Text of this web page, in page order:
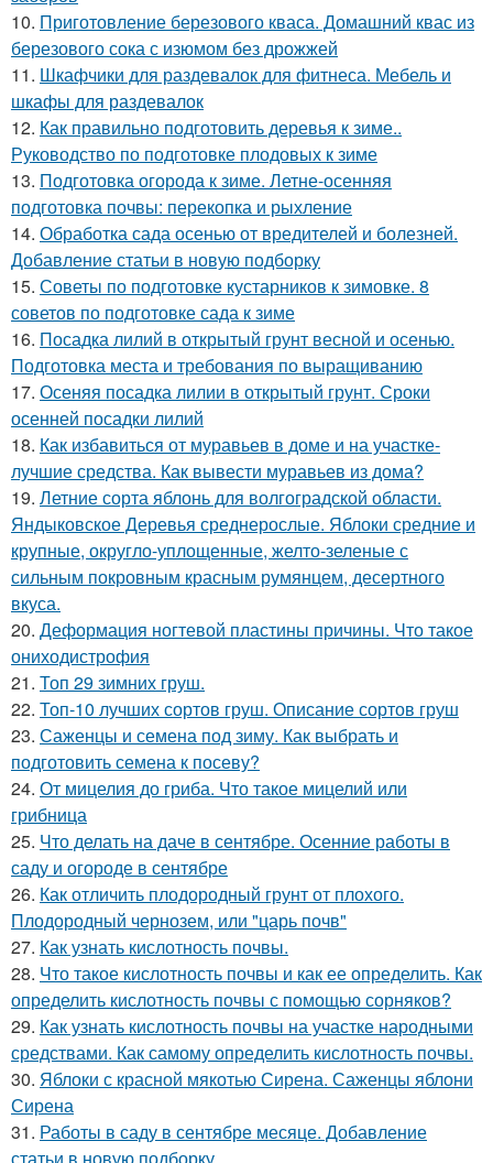
10. Приготовление березового кваса. Домашний квас из
березового сока с изюмом без дрожжей
11. Шкафчики для раздевалок для фитнеса. Мебель и
шкафы для раздевалок
12. Как правильно подготовить деревья к зиме..
Руководство по подготовке плодовых к зиме
13. Подготовка огорода к зиме. Летне-осенняя
подготовка почвы: перекопка и рыхление
14. Обработка сада осенью от вредителей и болезней.
Добавление статьи в новую подборку
15. Советы по подготовке кустарников к зимовке. 8
советов по подготовке сада к зиме
16. Посадка лилий в открытый грунт весной и осенью.
Подготовка места и требования по выращиванию
17. Осеняя посадка лилии в открытый грунт. Сроки
осенней посадки лилий
18. Как избавиться от муравьев в доме и на участке-
лучшие средства. Как вывести муравьев из дома?
19. Летние сорта яблонь для волгоградской области.
Яндыковское Деревья среднерослые. Яблоки средние и
крупные, округло-уплощенные, желто-зеленые с
сильным покровным красным румянцем, десертного
вкуса.
20. Деформация ногтевой пластины причины. Что такое
ониходистрофия
21. Топ 29 зимних груш.
22. Топ-10 лучших сортов груш. Описание сортов груш
23. Саженцы и семена под зиму. Как выбрать и
подготовить семена к посеву?
24. От мицелия до гриба. Что такое мицелий или
грибница
25. Что делать на даче в сентябре. Осенние работы в
саду и огороде в сентябре
26. Как отличить плодородный грунт от плохого.
Плодородный чернозем, или "царь почв"
27. Как узнать кислотность почвы.
28. Что такое кислотность почвы и как ее определить. Как
определить кислотность почвы с помощью сорняков?
29. Как узнать кислотность почвы на участке народными
средствами. Как самому определить кислотность почвы.
30. Яблоки с красной мякотью Сирена. Саженцы яблони
Сирена
31. Работы в саду в сентябре месяце. Добавление